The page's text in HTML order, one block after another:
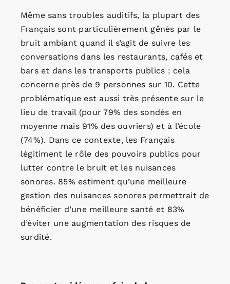
Même sans troubles auditifs, la plupart des
Français sont particulièrement gênés par le
bruit ambiant quand il s’agit de suivre les
conversations dans les restaurants, cafés et
bars et dans les transports publics : cela
concerne près de 9 personnes sur 10. Cette
problématique est aussi très présente sur le
lieu de travail (pour 79% des sondés en
moyenne mais 91% des ouvriers) et à l’école
(74%). Dans ce contexte, les Français
légitiment le rôle des pouvoirs publics pour
lutter contre le bruit et les nuisances
sonores. 85% estiment qu’une meilleure
gestion des nuisances sonores permettrait de
bénéficier d’une meilleure santé et 83%
d’éviter une augmentation des risques de
surdité.